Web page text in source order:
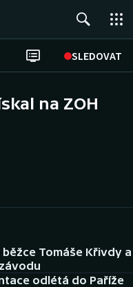
SLEDOVAT
na ZOH
Tomáše Křivdy a
odlétá do Paříže